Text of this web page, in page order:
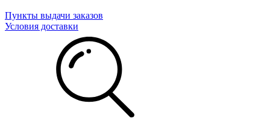
Пункты выдачи заказов
Условия доставки